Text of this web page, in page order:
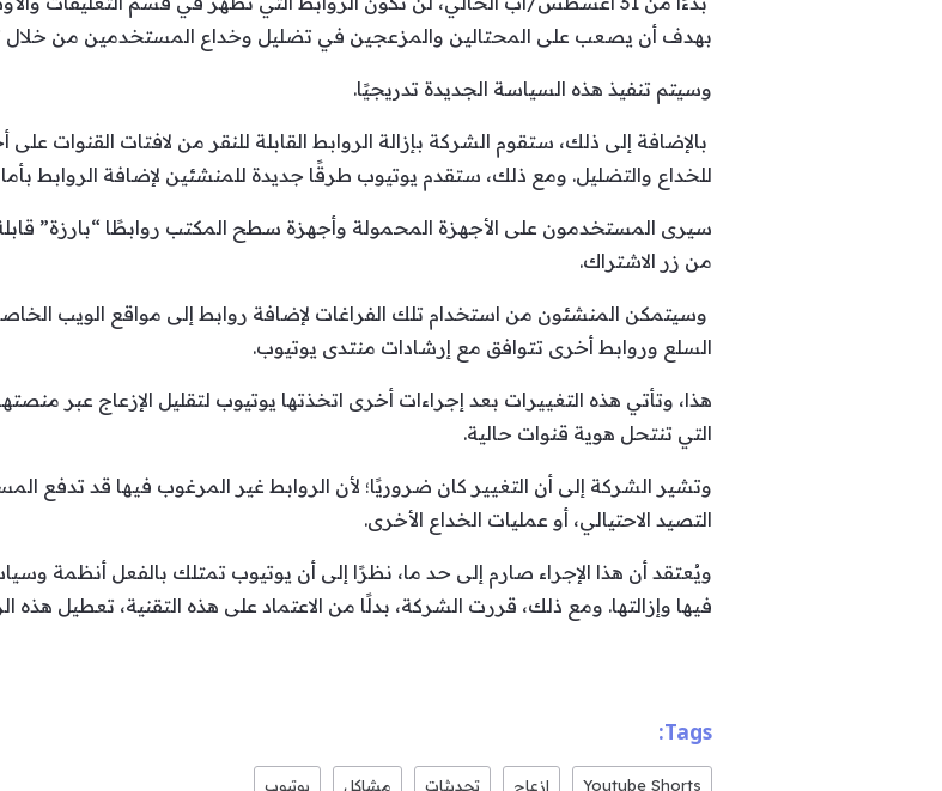
بهدف أن يصعب على المحتالين والمزعجين في تضليل وخداع المستخدمين من خلال
وسيتم تنفيذ هذه السياسة الجديدة تدريجيًا.
بالإضافة إلى ذلك، ستقوم الشركة بإزالة الروابط القابلة للنقر من لافتات
للخداع والتضليل. ومع ذلك، ستقدم يوتيوب طرقًا جديدة للمنشئين لإضافة الروابط
سيرى المستخدمون على الأجهزة المحمولة وأجهزة سطح المكتب روابطًا “بارزة”
من زر الاشتراك.
وسيتمكن المنشئون من استخدام تلك الفراغات لإضافة روابط إلى مواقع الويب
السلع وروابط أخرى تتوافق مع إرشادات منتدى يوتيوب.
هذا، وتأتي هذه التغييرات بعد إجراءات أخرى اتخذتها يوتيوب لتقليل الإزعاج عبر
التي تنتحل هوية قنوات حالية.
وتشير الشركة إلى أن التغيير كان ضروريًا؛ لأن الروابط غير المرغوب فيها قد تدفع
التصيد الاحتيالي، أو عمليات الخداع الأخرى.
ويُعتقد أن هذا الإجراء صارم إلى حد ما، نظرًا إلى أن يوتيوب تمتلك بالفعل أنظمة
فيها وإزالتها. ومع ذلك، قررت الشركة، بدلًا من الاعتماد على هذه التقنية، تعطيل هذه
Tags:
Youtube Shorts ازعاج تحديثات مشاكل يوتيوب